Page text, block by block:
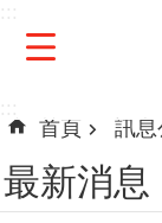
首頁 訊
最新消息